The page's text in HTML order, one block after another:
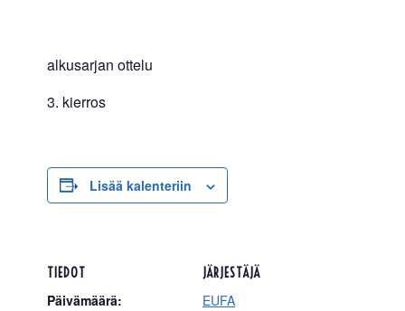
alkusarjan ottelu
3. kierros
Lisää kalenteriin
TIEDOT
Päivämäärä:
JÄRJESTÄJÄ
EUFA